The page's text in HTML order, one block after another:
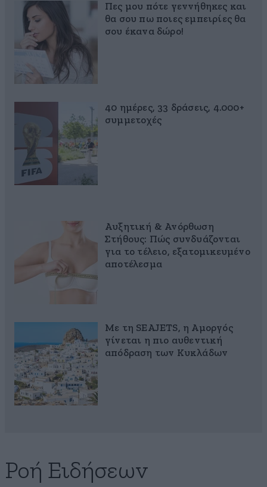
Πες μου πότε γεννήθηκες και
θα σου πω ποιες εμπειρίες θα
σου έκανα δώρο!
40 ημέρες, 33 δράσεις, 4.000+
συμμετοχές
Αυξητική & Ανόρθωση
Στήθους: Πώς συνδυάζονται
για το τέλειο, εξατομικευμένο
αποτέλεσμα
Με τη SEAJETS, η Αμοργός
γίνεται η πιο αυθεντική
απόδραση των Κυκλάδων
Ροή Ειδήσεων